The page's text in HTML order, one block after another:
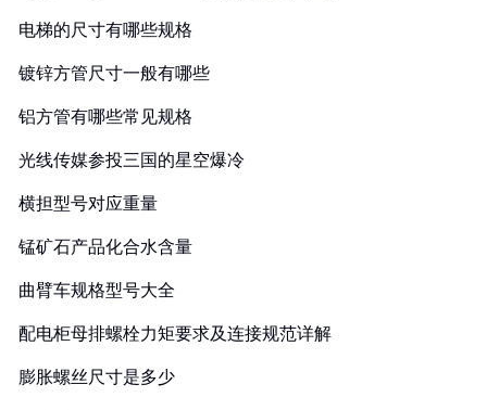
电梯的尺寸有哪些规格
镀锌方管尺寸一般有哪些
铝方管有哪些常见规格
光线传媒参投三国的星空爆冷
横担型号对应重量
锰矿石产品化合水含量
曲臂车规格型号大全
配电柜母排螺栓力矩要求及连接规范详解
膨胀螺丝尺寸是多少